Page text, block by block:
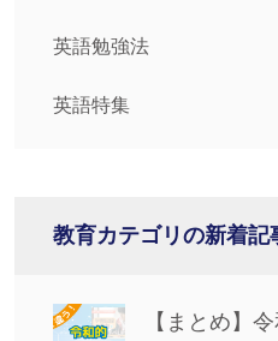
英語勉強法
英語特集
教育カテゴリの新着記
【まとめ】